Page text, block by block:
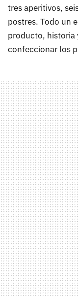
tres aperitivos,
postres. Todo un
producto, historia
confeccionar los